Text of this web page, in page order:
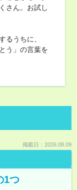
さん。お試し
るうちに、
う」の言葉を
掲載日：2026.08.09
1つ